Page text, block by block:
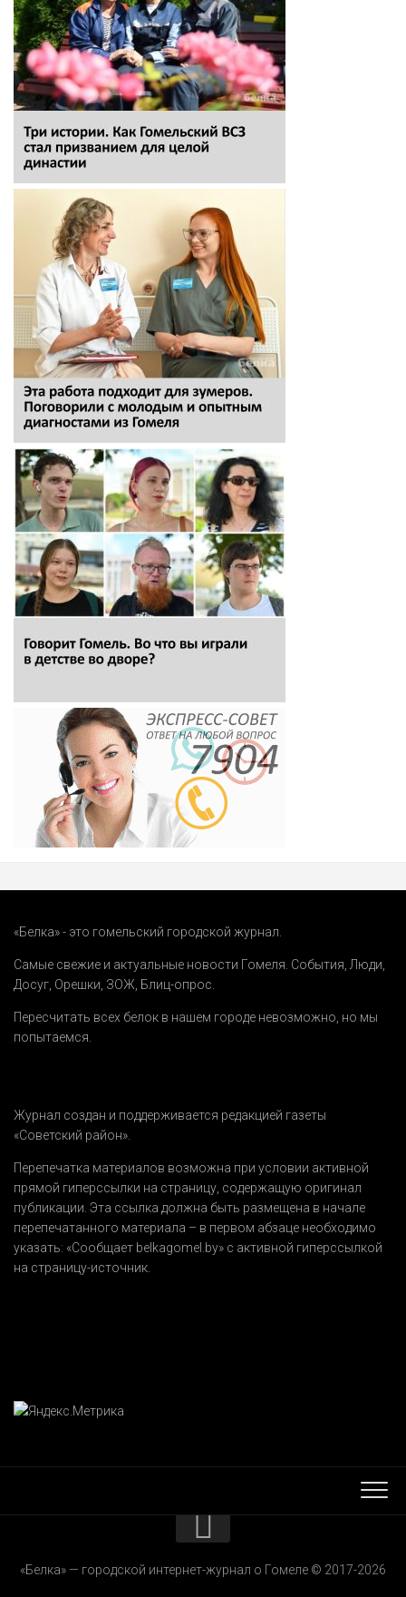
«Белка» - это гомельский городской журнал.
Самые свежие и актуальные новости Гомеля. События Люди
Досуг Орешки ЗОЖ Блиц-опрос
Пересчитать всех белок в нашем городе невозможно, но мы
попытаемся.
Журнал создан и поддерживается редакцией газеты
«Советский район».
Перепечатка материалов возможна при условии активной
прямой гиперссылки на страницу, содержащую оригинал
публикации. Эта ссылка должна быть размещена в начале
перепечатанного материала – в первом абзаце необходимо
указать: «Сообщает belkagomel.by» с активной гиперссылкой
на страницу-источник.
РЕКЛАМОДАТЕЛЯМ
«Белка» — городской интернет-журнал о Гомеле © 2017-2026